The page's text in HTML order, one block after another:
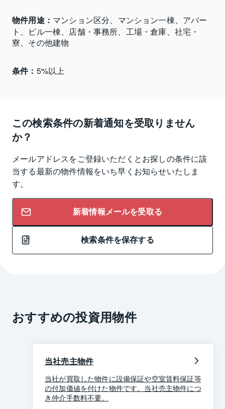
物件用途： マンション区分、マンション一棟、アパー
ト、ビル一棟、店舗・事務所、工場・倉庫、社宅・
寮、その他建物
条件： 5%以上
この検索条件の新着通知を受取りません
か？
メールアドレスをご登録いただくとお探しの条件に該
当する最新の物件情報をいち早くお知らせいたしま
す。
新着情報メールを受取る
検索条件を保存する
おすすめの投資用物件
当社売主物件
当社が買取した物件に設備保証や空室賃料保証等
の付加価値を付けた物件です。当社売主物件につ
き仲介手数料不要。